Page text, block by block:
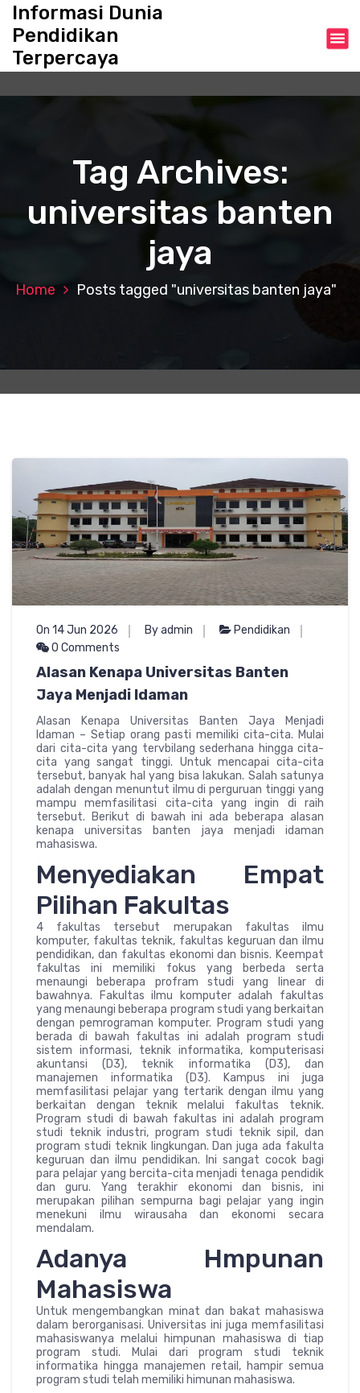
o
Informasi Dunia
Pendidikan
Terpercaya
Tag Archives:
universitas banten
jaya
Home Posts tagged "universitas banten jaya"
On 14 Jun 2026 By admin
Pendidikan
0 Comments
Alasan Kenapa Universitas Banten
Jaya Menjadi Idaman
Alasan Kenapa Universitas Banten Jaya Menjadi
Idaman – Setiap orang pasti memiliki cita-cita. Mulai
dari cita-cita yang tervbilang sederhana hingga cita-
cita yang sangat tinggi. Untuk mencapai cita-cita
tersebut, banyak hal yang bisa lakukan. Salah satunya
adalah dengan menuntut ilmu di perguruan tinggi yang
mampu memfasilitasi cita-cita yang ingin di raih
tersebut. Berikut di bawah ini ada beberapa alasan
kenapa universitas banten jaya menjadi idaman
mahasiswa.
Menyediakan Empat
Pilihan Fakultas
4 fakultas tersebut merupakan fakultas ilmu
komputer, fakultas teknik, fakultas keguruan dan ilmu
pendidikan, dan fakultas ekonomi dan bisnis. Keempat
fakultas ini memiliki fokus yang berbeda serta
menaungi beberapa profram studi yang linear di
bawahnya. Fakultas ilmu komputer adalah fakultas
yang menaungi beberapa program studi yang berkaitan
dengan pemrograman komputer. Program studi yang
berada di bawah fakultas ini adalah program studi
sistem informasi, teknik informatika, komputerisasi
akuntansi (D3), teknik informatika (D3), dan
manajemen informatika (D3). Kampus ini juga
memfasilitasi pelajar yang tertarik dengan ilmu yang
berkaitan dengan teknik melalui fakultas teknik.
Program studi di bawah fakultas ini adalah program
studi teknik industri, program studi teknik sipil, dan
program studi teknik lingkungan. Dan juga ada fakulta
keguruan dan ilmu pendidikan. Ini sangat cocok bagi
para pelajar yang bercita-cita menjadi tenaga pendidik
dan guru. Yang terakhir ekonomi dan bisnis, ini
merupakan pilihan sempurna bagi pelajar yang ingin
menekuni ilmu wirausaha dan ekonomi secara
mendalam.
Adanya Hmpunan
Mahasiswa
Untuk mengembangkan minat dan bakat mahasiswa
dalam berorganisasi. Universitas ini juga memfasilitasi
mahasiswanya melalui himpunan mahasiswa di tiap
program studi. Mulai dari program studi teknik
informatika hingga manajemen retail, hampir semua
program studi telah memiliki himunan mahasiswa.